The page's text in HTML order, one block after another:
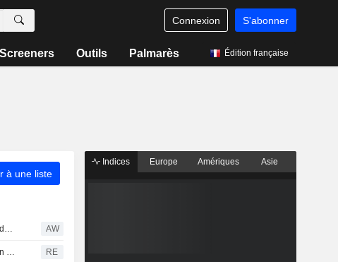
Connexion S'abonner
Screeners Outils Palmarès Édition française
à une liste
Les Bourses mondiales suspendues au Moyen-Orient, records en Europe AW
Le S&P 500 cherche sa direction dans l'attente d'un accord au Moyen-Orient ; les valeurs logicielles reculent RE
Indices Europe Amériques Asie